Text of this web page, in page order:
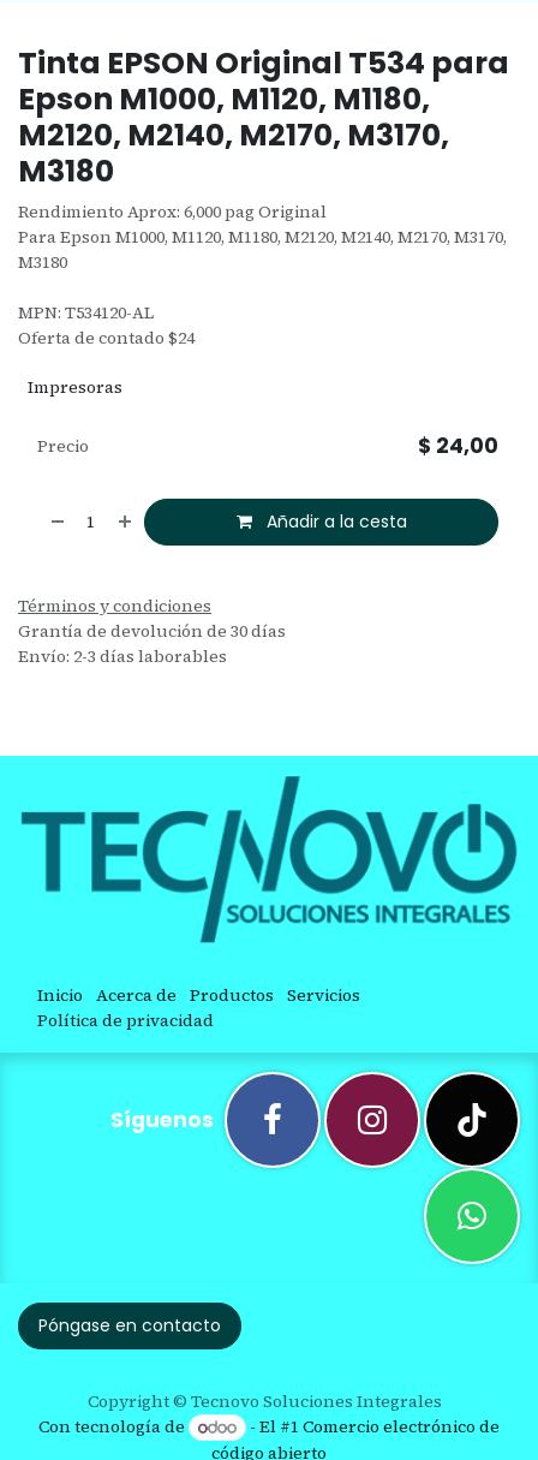
Tinta EPSON Original T534 para
Epson M1000, M1120, M1180,
M2120, M2140, M2170, M3170,
M3180
Rendimiento Aprox: 6,000 pag Original
Para Epson M1000, M1120, M1180, M2120, M2140, M2170, M3170,
M3180
MPN: T534120-AL
Oferta de contado $24
Impresoras
Añadir a la cesta
Precio $ 24,00
Términos y condiciones
Grantía de devolución de 30 días
Envío: 2-3 días laborables
Inicio Acerca de Productos Servicios
Política de privacidad
Síguenos
Póngase en contacto
Copyright © Tecnovo Soluciones Integrales
Con tecnología de
- El #1Comercio electrónico de
código abierto